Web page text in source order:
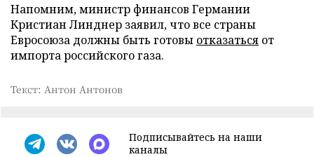
Напомним, министр финансов Германии
Кристиан Линднер заявил, что все страны
Евросоюза должны быть готовы отказаться от
импорта российского газа.
Текст: Антон Антонов
Подписывайтесь на наши
каналы